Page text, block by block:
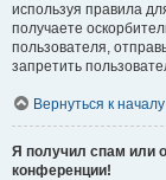
используя правила
получаете
пользователя,
запретить
Вернуться к началу
Я получил спам или
конференции!